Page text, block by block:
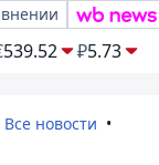
539.52 ₽5.73
Все новости